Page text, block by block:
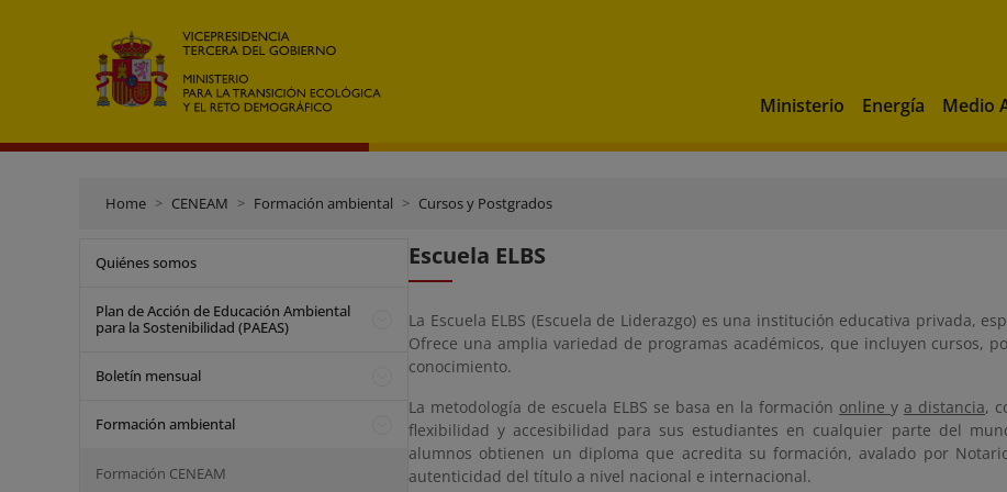
Ministerio Energía Medio
Home CENEAM Formación ambiental Cursos y Postgrados
Quiénes somos
Plan de Acción de Educación Ambiental
para la Sostenibilidad (PAEAS)
Boletín mensual
Formación ambiental
Formación CENEAM
Escuela ELBS
La Escuela ELBS (Escuela de Liderazgo) es una institución educativa privada,
Ofrece una amplia variedad de programas académicos, que incluyen cursos,
conocimiento.
La metodología de escuela ELBS se basa en la formación online y a distancia,
flexibilidad y accesibilidad para sus estudiantes en cualquier parte del
alumnos obtienen un diploma que acredita su formación, avalado por
autenticidad del título a nivel nacional e internacional.